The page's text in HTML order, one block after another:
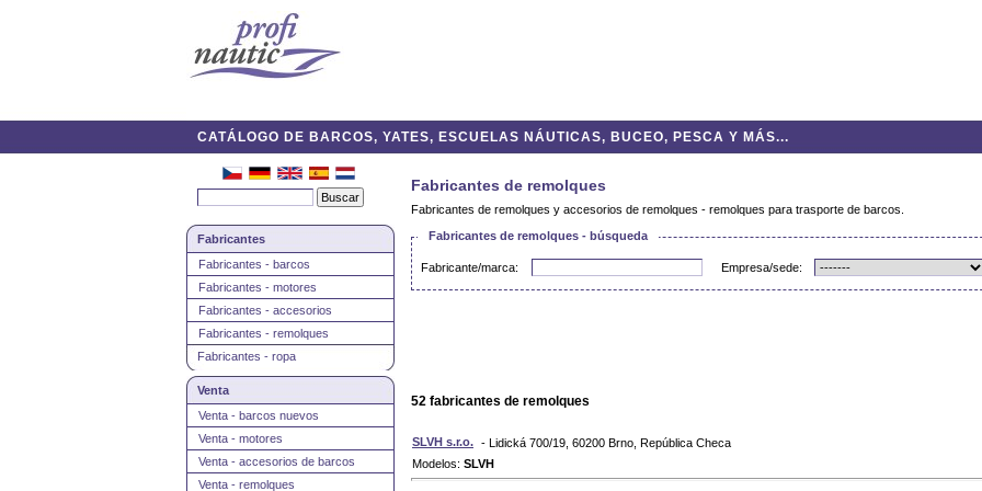
CATÁLOGO DE BARCOS, YATES, ESCUELAS NÁUTICAS, BUCEO, PESCA Y MÁS...
Fabricantes
Fabricantes - barcos
Fabricantes - motores
Fabricantes - accesorios
Fabricantes - remolques
Fabricantes - ropa
Venta
Venta - barcos nuevos
Venta - motores
Venta - accesorios de barcos
Venta - remolques
Fabricantes de remolques
Fabricantes de remolques y accesorios de remolques - remolques para trasporte de barcos.
Fabricantes de remolques - búsqueda
Fabricante/marca: Empresa/sede:
52 fabricantes de remolques
SLVH s.r.o. - Lidická 700/19, 60200 Brno, República Checa
Modelos: SLVH